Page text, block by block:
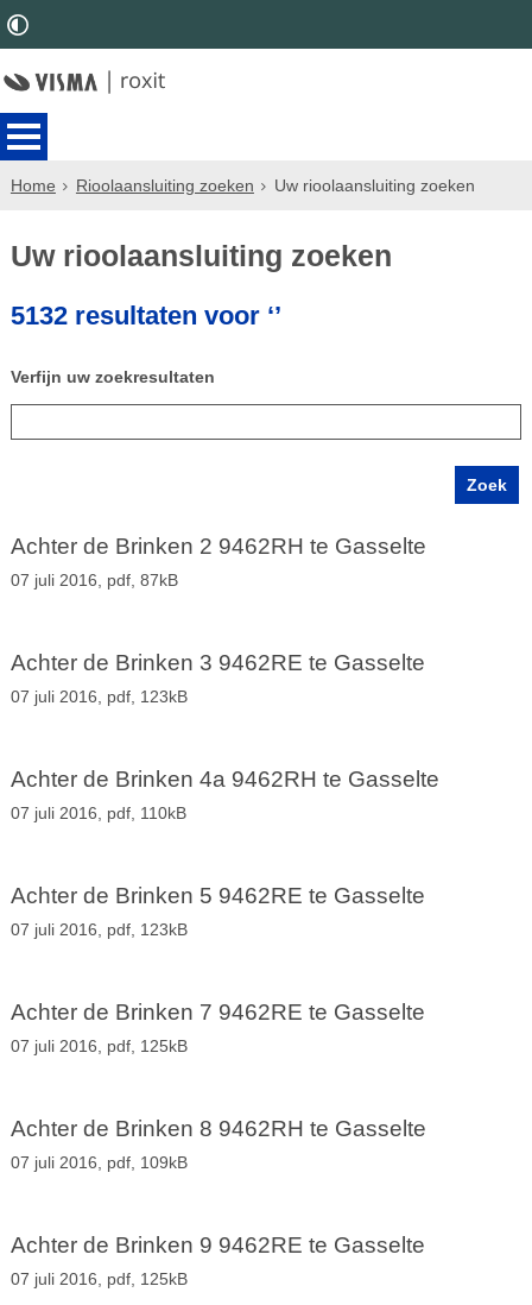
Home Rioolaansluiting zoeken Uw rioolaansluiting zoeken
Uw rioolaansluiting zoeken
5132 resultaten voor ‘’
Verfijn uw zoekresultaten
Achter de Brinken 2 9462RH te Gasselte
07 juli 2016, pdf, 87kB
Achter de Brinken 3 9462RE te Gasselte
07 juli 2016, pdf, 123kB
Achter de Brinken 4a 9462RH te Gasselte
07 juli 2016, pdf, 110kB
Achter de Brinken 5 9462RE te Gasselte
07 juli 2016, pdf, 123kB
Achter de Brinken 7 9462RE te Gasselte
07 juli 2016, pdf, 125kB
Achter de Brinken 8 9462RH te Gasselte
07 juli 2016, pdf, 109kB
Achter de Brinken 9 9462RE te Gasselte
07 juli 2016, pdf, 125kB